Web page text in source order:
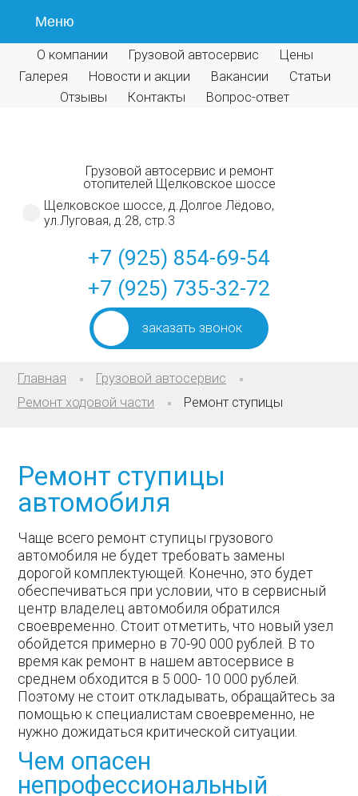
Меню
О компании Грузовой автосервис
Цены
Галерея
Новости и акции Вакансии
Статьи
Отзывы
Контакты Вопрос-ответ
Грузовой автосервис и ремонт
отопителей Щелковское шоссе
Щелковское шоссе, д.Долгое Лёдово,
ул.Луговая, д.28, стр.3
+7 (925) 854-69-54
+7 (925) 735-32-72
заказать звонок
Главная
Грузовой автосервис
Ремонт ходовой части
Ремонт ступицы
Ремонт ступицы
автомобиля
Чаще всего ремонт ступицы грузового
автомобиля не будет требовать замены
дорогой комплектующей. Конечно, это будет
обеспечиваться при условии, что в сервисный
центр владелец автомобиля обратился
своевременно. Стоит отметить, что новый узел
обойдется примерно в 70-90 000 рублей. В то
время как ремонт в нашем автосервисе в
среднем обходится в 5 000- 10 000 рублей.
Поэтому не стоит откладывать, обращайтесь за
помощью к специалистам своевременно, не
нужно дожидаться критической ситуации.
Чем опасен
непрофессиональный